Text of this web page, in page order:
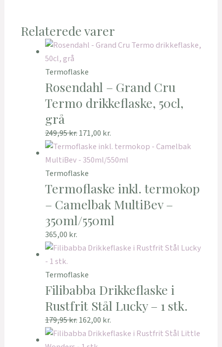
Relaterede varer
Termoflaske
Rosendahl – Grand Cru
Termo drikkeflaske, 50cl,
grå
249,95kr.171,00 kr.
Termoflaske
Termoflaske inkl. termokop
– Camelbak MultiBev –
350ml/550ml
365,00 kr.
Termoflaske
Filibabba Drikkeflaske i
Rustfrit Stål Lucky – 1 stk.
179,95kr.162,00 kr.